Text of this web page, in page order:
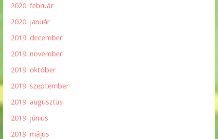
2020. február
2020. január
2019. december
2019. november
2019. október
2019. szeptember
2019. augusztus
2019. június
2019. május